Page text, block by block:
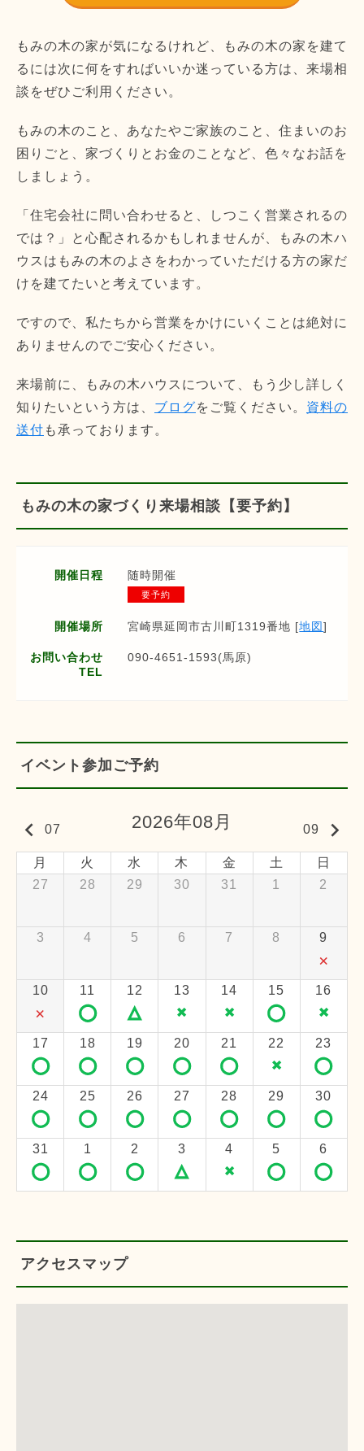
もみの木の家が気になるけれど、もみの木の家を建て
るには次に何をすればいいか迷っている方は、来場相
談をぜひご利用ください。
もみの木のこと、あなたやご家族のこと、住まいのお
困りごと、家づくりとお金のことなど、色々なお話を
しましょう。
「住宅会社に問い合わせると、しつこく営業されるの
では？」と心配されるかもしれませんが、もみの木ハ
ウスはもみの木のよさをわかっていただける方の家だ
けを建てたいと考えています。
ですので、私たちから営業をかけにいくことは絶対に
ありませんのでご安心ください。
来場前に、もみの木ハウスについて、もう少し詳しく
知りたいという方は、 ブログをご覧ください。 資料の
送付 も承っております。
もみの木の家づくり来場相談【要予約】
開催日程 随時開催
要予約
開催場所 宮崎県延岡市古川町1319番地 [地図]
お問い合わせ
TEL
090-4651-1593(馬原)
イベント参加ご予約
keyboard_arrow_left 07 2026年08月 09 keyboard_arrow_right
月 火 水 木 金 土
日
27
28 29 30 31 1 2
3 4 5 6 7 8 9
×
10
×
11
◯
12
△
13
×
14
×
15
◯
16
×
17
◯
18
◯
19
◯
20
◯
21
◯
22
×
23
◯
24
◯
25
◯
26
◯
27
◯
28
◯
29
◯
30
◯
31
◯
1
◯
2
◯
3
△
4
×
5
◯
6
◯
アクセスマップ